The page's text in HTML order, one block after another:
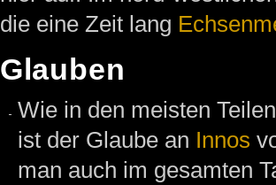
die eine Zeit lang
Glauben
Wie in den meisten
ist der Glaube an Innos
man auch im gesamten